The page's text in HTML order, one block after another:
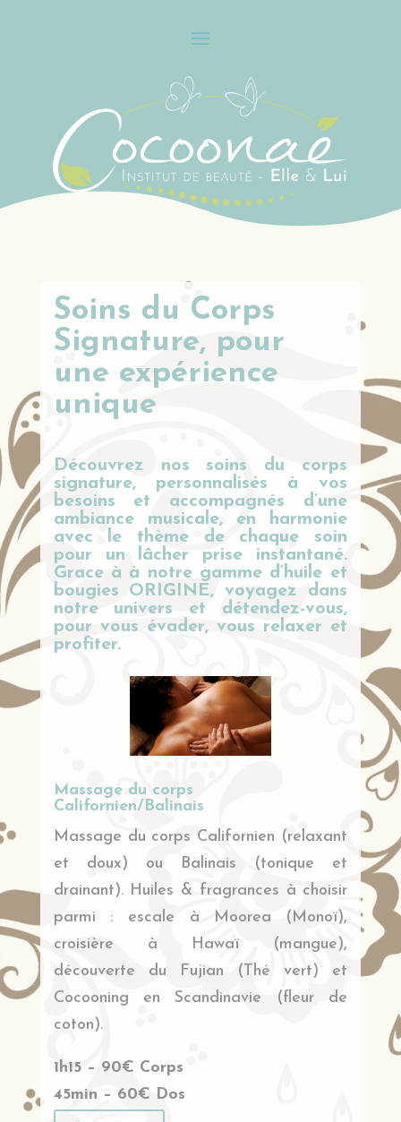
Soins du Corps
Signature, pour
une expérience
unique
Découvrez nos soins du corps
signature, personnalisés à vos
besoins et accompagnés d’une
ambiance musicale, en harmonie
avec le thème de chaque soin
pour un lâcher prise instantané.
Grace à à notre gamme d’huile et
bougies ORIGINE, voyagez dans
notre univers et détendez-vous,
pour vous évader, vous relaxer et
profiter.
Massage du corps
Californien/Balinais
Massage du corps Californien (relaxant
et doux) ou Balinais (tonique et
drainant). Huiles & fragrances à choisir
parmi : escale à Moorea (Monoï),
croisière à Hawaï (mangue),
découverte du Fujian (Thé vert) et
Cocooning en Scandinavie (fleur de
coton).
1h15 – 90€ Corps
45min – 60€ Dos